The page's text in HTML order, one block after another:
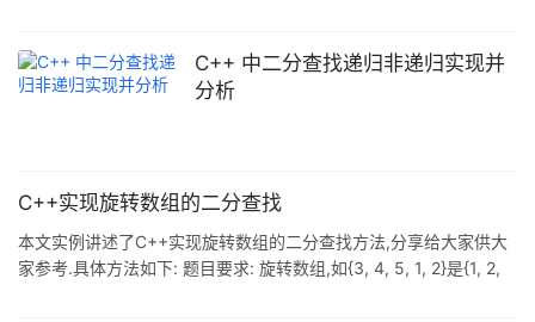
Donald Knuth在他的<Sorting and Searching>一书中指出,尽
管第一个二分查找算法早在1946年就被发表,但第一个没有bug的二
C++ 中二分查找递归非递归实现并
分析
C++实现旋转数组的二分查找
本文实例讲述了C++实现旋转数组的二分查找方法,分享给大家供大
家参考.具体方法如下: 题目要求: 旋转数组,如{3, 4, 5, 1, 2}是{1, 2,